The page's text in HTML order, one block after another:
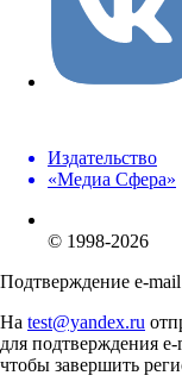
Издательство
«Медиа Сфера»
© 1998-2026
Подтверждение e-mail
На test@yandex.ru
для подтверждения
чтобы завершить